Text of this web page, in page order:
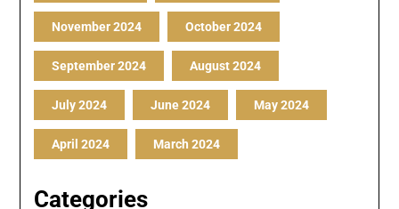
November 2024 October 2024
September 2024 August 2024
July 2024 June 2024 May 2024
April 2024 March 2024
Categories